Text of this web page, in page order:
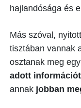
hajlandósága és
Más szóval,
tisztában vannak
osztanak meg
adott információt
annak jobban